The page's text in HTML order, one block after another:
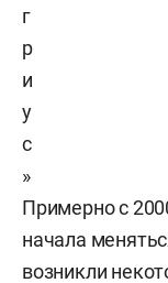
г
р
и
у
с
»
Примерно с
начала
возникли